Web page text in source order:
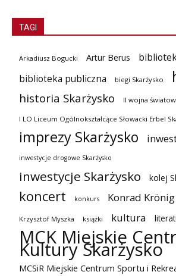
TAGI
Arkadiusz Bogucki Artur Berus
biblioteka publiczna
biegi Skarżysko
historia Skarżysko II wojna
I LO Liceum Ogólnokształcące Słowacki Erbel
imprezy Skarżysko
inwestycje drogowe Skarżysko
inwestycje Skarżysko kolej
koncert konkurs Konrad
Krzysztof Myszka książki kultura
MCK Miejskie
Kultury Skarżysko
MCSiR Miejskie Centrum Sportu i